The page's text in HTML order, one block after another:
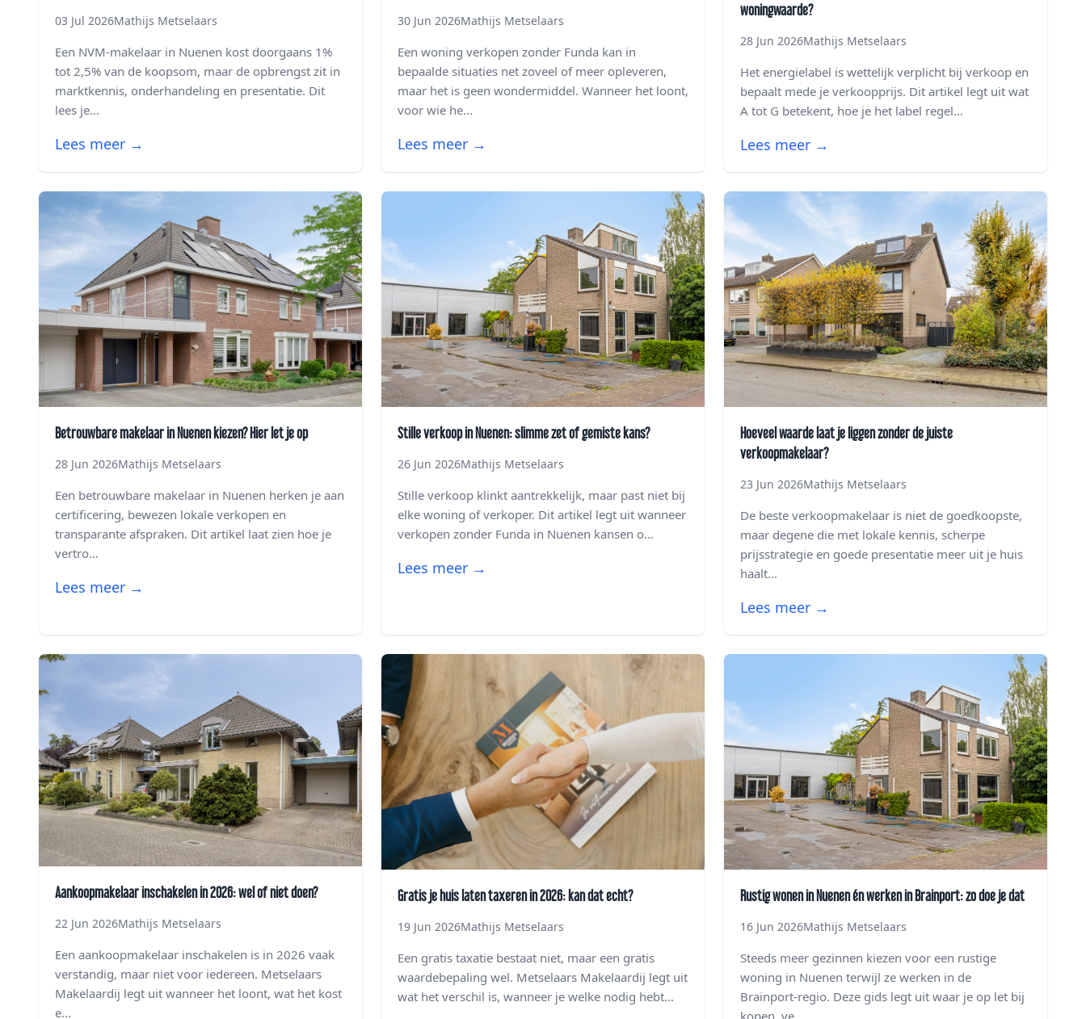
03 Jul 2026Mathijs Metselaars
Een NVM-makelaar in Nuenen kost doorgaans 1%
tot 2,5% van de koopsom, maar de opbrengst zit in
marktkennis, onderhandeling en presentatie. Dit
lees je...
Lees meer →
30 Jun 2026Mathijs Metselaars
Een woning verkopen zonder Funda kan in
bepaalde situaties net zoveel of meer opleveren,
maar het is geen wondermiddel. Wanneer het loont,
voor wie he...
Lees meer →
woningwaarde?
28 Jun 2026Mathijs Metselaars
Het energielabel is wettelijk verplicht bij verkoop en
bepaalt mede je verkoopprijs. Dit artikel legt uit wat
A tot G betekent, hoe je het label regel...
Lees meer →
Betrouwbare makelaar in Nuenen kiezen? Hier let je op
28 Jun 2026Mathijs Metselaars
Een betrouwbare makelaar in Nuenen herken je aan
certificering, bewezen lokale verkopen en
transparante afspraken. Dit artikel laat zien hoe je
vertro...
Lees meer →
Stille verkoop in Nuenen: slimme zet of gemiste kans?
26 Jun 2026Mathijs Metselaars
Stille verkoop klinkt aantrekkelijk, maar past niet bij
elke woning of verkoper. Dit artikel legt uit wanneer
verkopen zonder Funda in Nuenen kansen o...
Lees meer →
Hoeveel waarde laat je liggen zonder de juiste
verkoopmakelaar?
23 Jun 2026Mathijs Metselaars
De beste verkoopmakelaar is niet de goedkoopste,
maar degene die met lokale kennis, scherpe
prijsstrategie en goede presentatie meer uit je huis
haalt...
Lees meer →
Aankoopmakelaar inschakelen in 2026: wel of niet doen?
22 Jun 2026Mathijs Metselaars
Een aankoopmakelaar inschakelen is in 2026 vaak
verstandig, maar niet voor iedereen. Metselaars
Makelaardij legt uit wanneer het loont, wat het kost
e...
Gratis je huis laten taxeren in 2026: kan dat echt?
19 Jun 2026Mathijs Metselaars
Een gratis taxatie bestaat niet, maar een gratis
waardebepaling wel. Metselaars Makelaardij legt uit
wat het verschil is, wanneer je welke nodig hebt...
Rustig wonen in Nuenen én werken in Brainport: zo doe je dat
16 Jun 2026Mathijs Metselaars
Steeds meer gezinnen kiezen voor een rustige
woning in Nuenen terwijl ze werken in de
Brainport-regio. Deze gids legt uit waar je op let bij
kopen, ve...